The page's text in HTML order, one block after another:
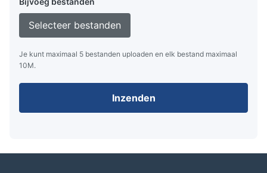
Selecteer bestanden
Je kunt maximaal 5 bestanden uploaden en elk bestand maximaal
10M.
Inzenden